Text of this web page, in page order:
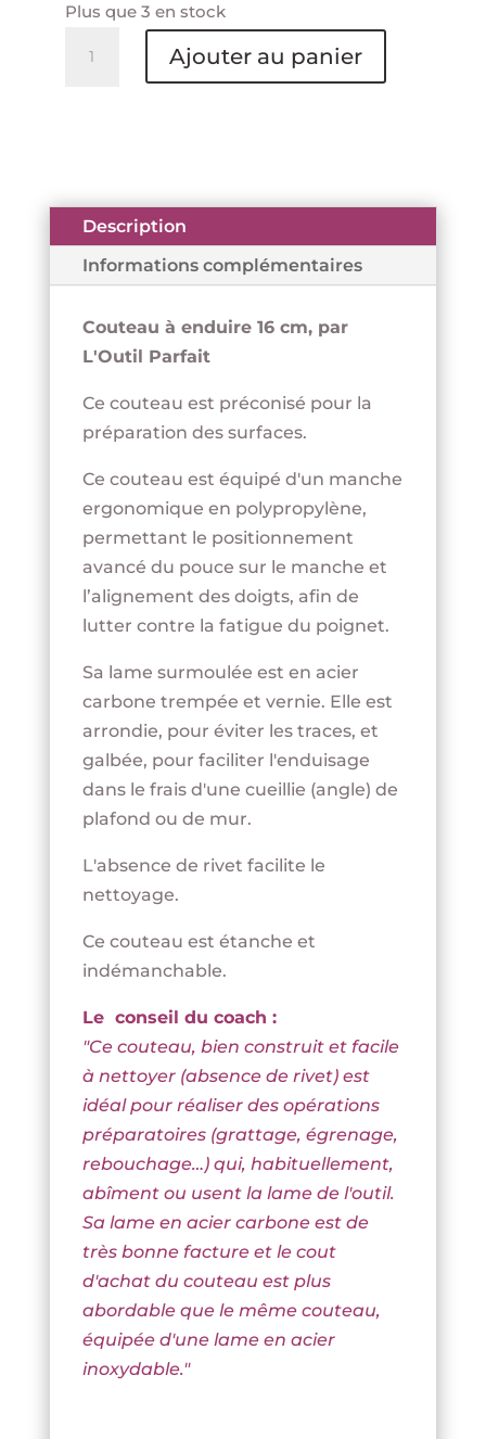
Plus que 3 en stock
cm
-
Acier
L'OUTIL
PARFAIT
Ajouter au panier
Description
Informations complémentaires
Couteau à enduire 16 cm, par
L'Outil Parfait
Ce couteau est préconisé pour la
préparation des surfaces.
Ce couteau est équipé d'un manche
ergonomique en polypropylène,
permettant le positionnement
avancé du pouce sur le manche et
l’alignement des doigts, afin de
lutter contre la fatigue du poignet.
Sa lame surmoulée est en acier
carbone trempée et vernie. Elle est
arrondie, pour éviter les traces, et
galbée, pour faciliter l'enduisage
dans le frais d'une cueillie (angle) de
plafond ou de mur.
L'absence de rivet facilite le
nettoyage.
Ce couteau est étanche et
indémanchable.
Le conseil du coach :
"Ce couteau, bien construit et facile
à nettoyer (absence de rivet) est
idéal pour réaliser des opérations
préparatoires (grattage, égrenage,
rebouchage…) qui, habituellement,
abîment ou usent la lame de l'outil.
Sa lame en acier carbone est de
très bonne facture et le cout
d'achat du couteau est plus
abordable que le même couteau,
équipée d'une lame en acier
inoxydable."